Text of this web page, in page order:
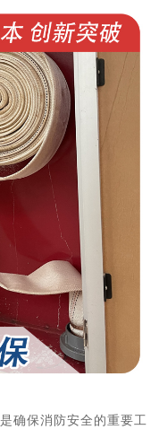
确保消防安全的重要工